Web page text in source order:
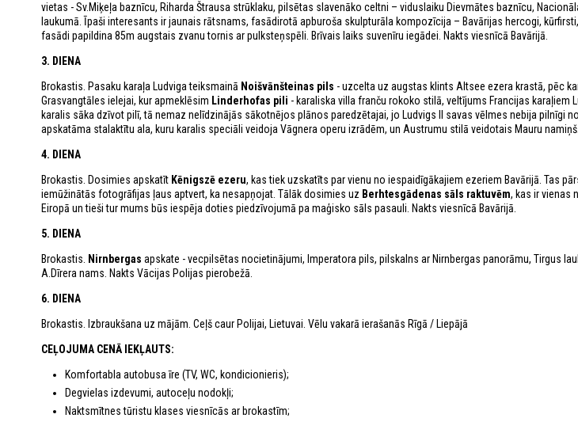
vietas - Sv.Miķeļa baznīcu, Riharda Štrausa strūklaku, pilsētas slavenāko celtni – viduslaiku Dievmātes baznīcu,
laukumā. Īpaši interesants ir jaunais rātsnams, fasādirotā apburoša skulpturāla kompozīcija – Bavārijas hercogi,
fasādi papildina 85m augstais zvanu tornis ar pulksteņspēli. Brīvais laiks suvenīru iegādei. Nakts viesnīcā Bavārijā.
3. DIENA
Brokastis. Pasaku karaļa Ludviga teiksmainā Noišvānšteinas pils - uzcelta uz augstas klints Altsee ezera krastā, pēc
Grasvangtāles ielejai, kur apmeklēsim Linderhofas pili - karaliska villa franču rokoko stilā, veltījums Francijas karaļiem
karalis sāka dzīvot pilī, tā nemaz nelīdzinājās sākotnējos plānos paredzētajai, jo Ludvigs II savas vēlmes nebija pilnīgi
apskatāma stalaktītu ala, kuru karalis speciāli veidoja Vāgnera operu izrādēm, un Austrumu stilā veidotais Mauru
4. DIENA
Brokastis. Dosimies apskatīt Kēnigszē ezeru, kas tiek uzskatīts par vienu no iespaidīgākajiem ezeriem Bavārijā. Tas
iemūžinātās fotogrāfijas ļaus aptvert, ka nesapņojat. Tālāk dosimies uz Berhtesgādenas sāls raktuvēm, kas ir vienas
Eiropā un tieši tur mums būs iespēja doties piedzīvojumā pa maģisko sāls pasauli. Nakts viesnīcā Bavārijā.
5. DIENA
Brokastis.
Nirnbergas apskate - vecpilsētas nocietinājumi, Imperatora pils, pilskalns ar Nirnbergas panorāmu, Tirgus
A.Dīrera nams. Nakts Vācijas Polijas pierobežā.
6. DIENA
Brokastis. Izbraukšana uz mājām. Ceļš caur Polijai, Lietuvai. Vēlu vakarā ierašanās Rīgā / Liepājā
CEĻOJUMA CENĀ IEKĻAUTS:
Komfortabla autobusa īre (TV, WC, kondicionieris);
Degvielas izdevumi, autoceļu nodokļi;
Naktsmītnes tūristu klases viesnīcās ar brokastīm;